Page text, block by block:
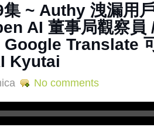
~ Authy 洩漏用
AI 董事局觀察員
Translate
Kyutai
No comments